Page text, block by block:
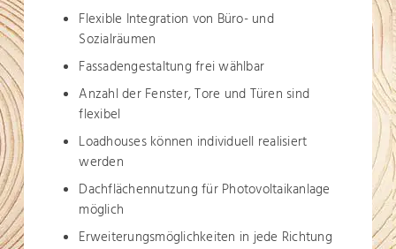
Flexible Integration von Büro- und
Sozialräumen
Fassadengestaltung frei wählbar
Anzahl der Fenster, Tore und Türen sind
flexibel
Loadhouses können individuell realisiert
werden
Dachflächennutzung für Photovoltaikanlage
möglich
Erweiterungsmöglichkeiten in jede Richtung